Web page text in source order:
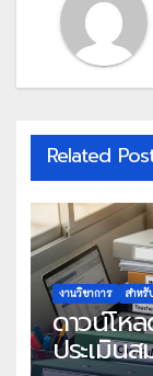
Related
งานวิชาการ สำหรั
ดาวน์โห
ประเมิน